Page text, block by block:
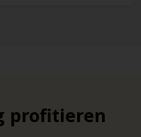
profitieren